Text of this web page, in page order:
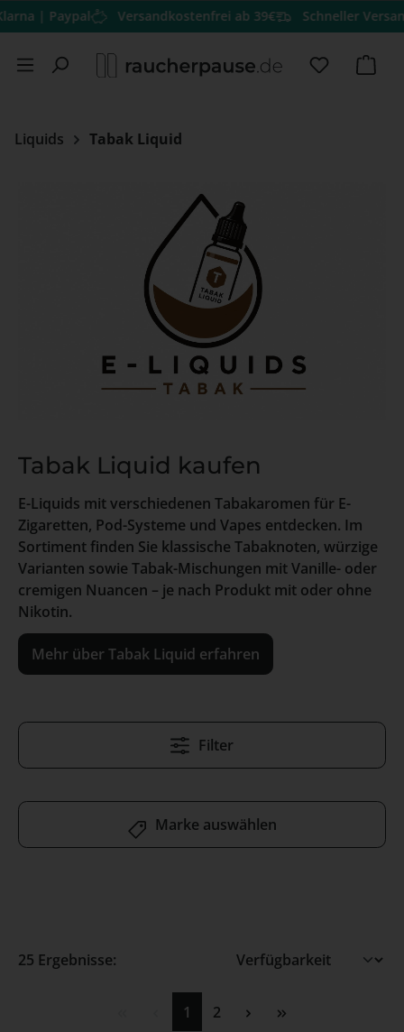
Zum Hauptinhalt springen
Versandkostenfrei ab 39€ Schneller Versand
Du hast
Liquids Tabak Liquid
Tabak Liquid kaufen
E-Liquids mit verschiedenen Tabakaromen für E-
Zigaretten, Pod-Systeme und Vapes entdecken. Im
Sortiment finden Sie klassische Tabaknoten, würzige
Varianten sowie Tabak-Mischungen mit Vanille- oder
cremigen Nuancen – je nach Produkt mit oder ohne
Nikotin.
Mehr über Tabak Liquid erfahren
Filter
Marke auswählen
25 Ergebnisse:
Seite
1 Seite
2